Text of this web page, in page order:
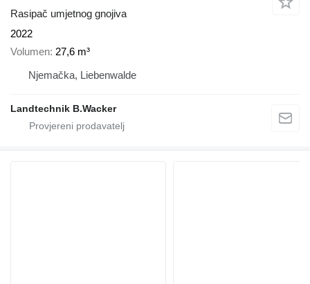
Rasipač umjetnog gnojiva
2022
Volumen 27,6 m³
Njemačka, Liebenwalde
Landtechnik B.Wacker